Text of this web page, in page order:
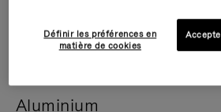
Aluminium
Définir les préférences en
matière de cookies